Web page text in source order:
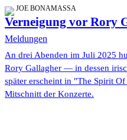
JOE BONAMASSA
Verneigung vor Rory
Meldungen
An drei Abenden im Juli 2025
Rory Gallagher — in dessen
später erscheint in "The Spirit
Mitschnitt der Konzerte.